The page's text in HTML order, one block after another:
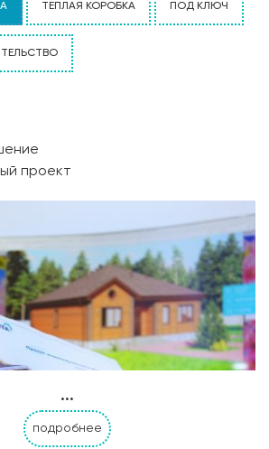
ТЕПЛАЯ КОРОБКА ПОД КЛЮЧ
проект
...
подробнее